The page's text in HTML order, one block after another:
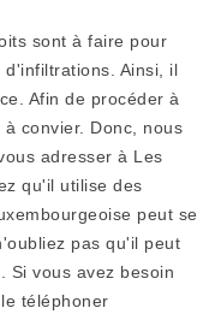
sont à faire pour
Ainsi, il
Afin de procéder à
convier. Donc, nous
adresser à Les
qu'il utilise des
peut se
pas qu'il peut
Si vous avez besoin
téléphoner